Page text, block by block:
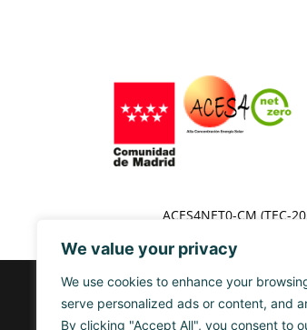
We value your privacy
We use cookies to enhance your
serve personalized ads or content, and
By clicking "Accept All", you consent to
ACES4NET0-CM